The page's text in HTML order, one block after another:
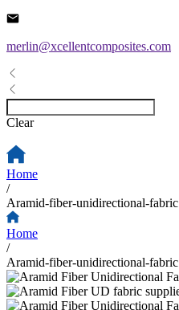
merlin@xcellentcomposites.com
Clear
Home
/
Aramid-fiber-unidirectional-fabric
Home
/
Aramid-fiber-unidirectional-fabric